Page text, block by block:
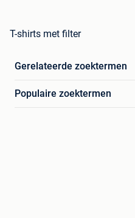
T-shirts met filter
Gerelateerde zoektermen
Populaire zoektermen